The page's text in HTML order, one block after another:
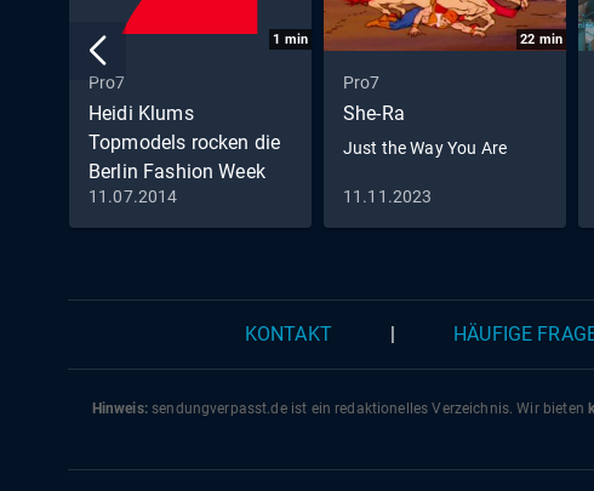
1 min
Pro7
Heidi Klums
Topmodels rocken die
Berlin Fashion Week
2014
11.07.2014
22 min
Pro7
She-Ra
Just the Way You Are
11.11.2023
KONTAKT HÄUFIGE
Hinweis:sendungverpasst.deist ein redaktionelles Verzeichnis. Wir bieten